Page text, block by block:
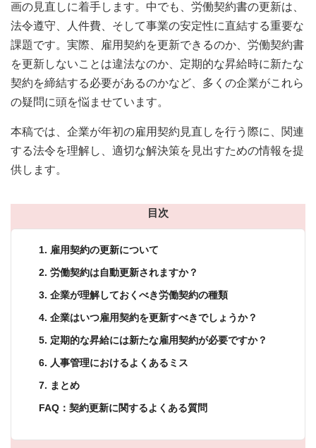
画の見直しに着手します。中でも、労働契約書の更新は、
法令遵守、人件費、そして事業の安定性に直結する重要な
課題です。実際、雇用契約を更新できるのか、労働契約書
を更新しないことは違法なのか、定期的な昇給時に新たな
契約を締結する必要があるのかなど、多くの企業がこれら
の疑問に頭を悩ませています。
本稿では、企業が年初の雇用契約見直しを行う際に、関連
する法令を理解し、適切な解決策を見出すための情報を提
供します。
目次
1. 雇用契約の更新について
2. 労働契約は自動更新されますか？
3. 企業が理解しておくべき労働契約の種類
4. 企業はいつ雇用契約を更新すべきでしょうか？
5. 定期的な昇給には新たな雇用契約が必要ですか？
6. 人事管理におけるよくあるミス
7. まとめ
FAQ：契約更新に関するよくある質問